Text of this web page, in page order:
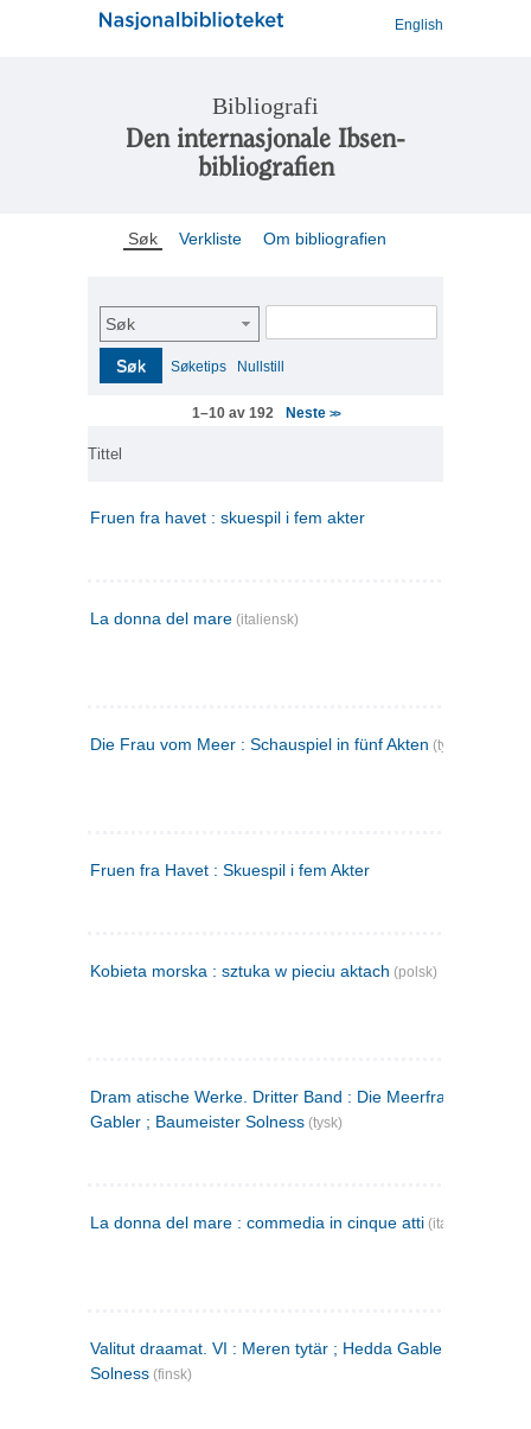
English
Bibliografi
Den internasjonale Ibsen-
bibliografien
Søk Verkliste Om bibliografien
Søk
Søk Søketips Nullstill
1–10 av 192 Neste >>
Tittel
Fruen fra havet : skuespil i fem akter
La donna del mare (italiensk)
Die Frau vom Meer : Schauspiel in fünf Akten (tysk)
Fruen fra Havet : Skuespil i fem Akter
Kobieta morska : sztuka w pieciu aktach (polsk)
Dram atische Werke. Dritter Band : Die Meerfrau ; Hedda
Gabler ; Baumeister Solness (tysk)
La donna del mare : commedia in cinque atti (italiensk)
Valitut draamat. VI : Meren tytär ; Hedda Gabler ;
Solness (finsk)